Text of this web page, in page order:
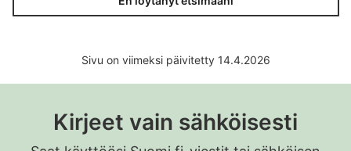
Sivu on viimeksi päivitetty 14.4.2026
Kirjeet vain sähköisesti